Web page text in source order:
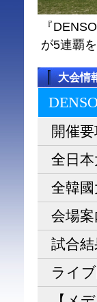
『
が5連覇を
大会情
開催
全日
全韓
会場案
試合
ライ